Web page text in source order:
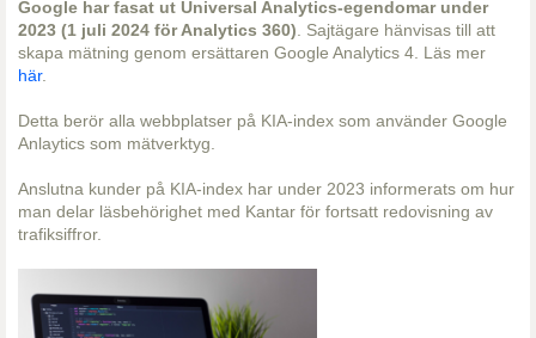
Google har fasat ut Universal Analytics-egendomar under
2023 (1 juli 2024 för Analytics 360) . Sajtägare hänvisas till att
skapa mätning genom ersättaren Google Analytics 4. Läs mer
här.
Detta berör alla webbplatser på KIA-index som använder Google
Anlaytics som mätverktyg.
Anslutna kunder på KIA-index har under 2023 informerats om hur
man delar läsbehörighet med Kantar för fortsatt redovisning av
trafiksiffror.